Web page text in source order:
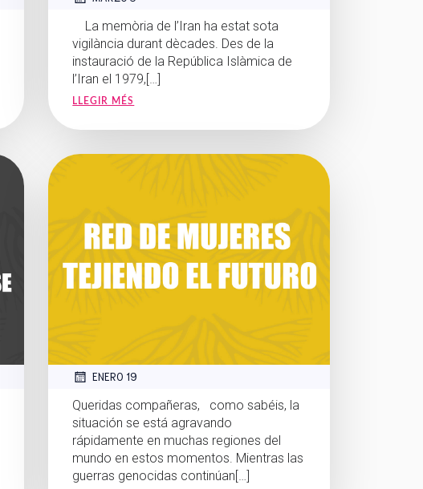
La memòria de l’Iran ha estat sota
vigilància durant dècades. Des de la
instauració de la República Islàmica de
l’Iran el 1979,[…]
LLEGIR MÉS
ENERO 19
Queridas compañeras, como sabéis, la
situación se está agravando
rápidamente en muchas regiones del
mundo en estos momentos. Mientras las
guerras genocidas continúan[…]